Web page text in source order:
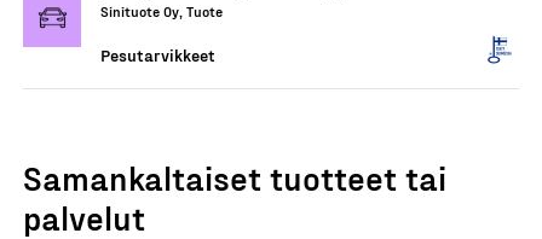
Sinituote Oy, Tuote
Pesutarvikkeet
Samankaltaiset tuotteet tai
palvelut